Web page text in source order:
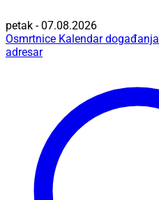
petak - 07.08.2026
Osmrtnice Kalendar događanja
adresar